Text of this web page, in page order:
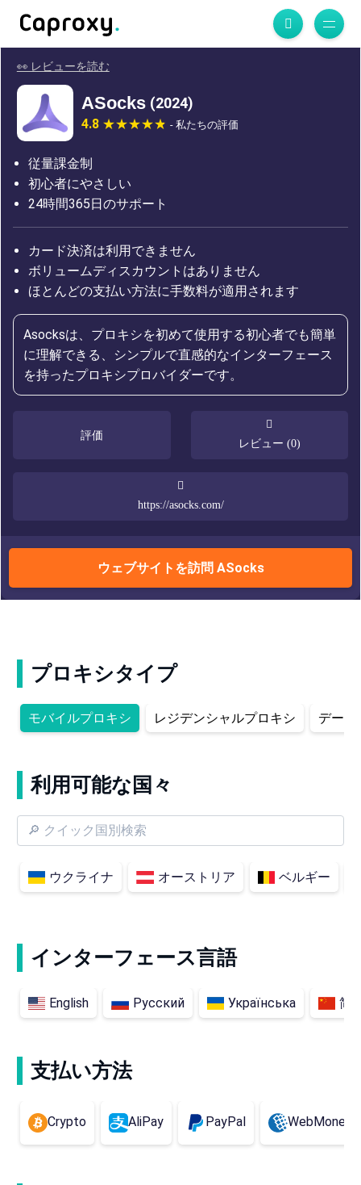
👀 レビューを読む
ASocks (2024)
4.8 - 私たちの評価
従量課金制
初心者にやさしい
24時間365日のサポート
カード決済は利用できません
ボリュームディスカウントはありません
ほとんどの支払い方法に手数料が適用されます
Asocksは、プロキシを初めて使用する初心者でも簡単
に理解できる、シンプルで直感的なインターフェース
を持ったプロキシプロバイダーです。
評価
レビュー (0)
https://asocks.com/
ウェブサイトを訪問 ASocks
プロキシタイプ
モバイルプロキシ レジデンシャルプロキシ データ
利用可能な国々
ウクライナ オーストリア ベルギー
インターフェース言語
English Русский Українська 简
支払い方法
Crypto AliPay PayPal WebMoney